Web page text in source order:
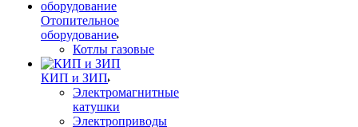
Отопительное
оборудование
Котлы газовые
КИП и ЗИП
Электромагнитные
катушки
Электроприводы